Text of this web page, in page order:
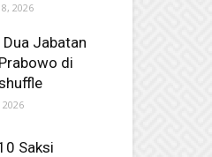
2026
Jabatan
di
Saksi